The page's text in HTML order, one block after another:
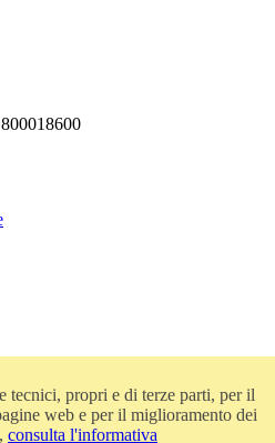
tecnici, propri e di terze parti, per il
web e per il miglioramento dei
consulta l'informativa